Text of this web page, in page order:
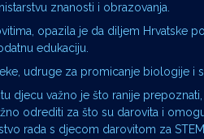
znanosti i obrazovanja.
opazila je da diljem Hrvatske
edukaciju.
udruge za promicanje biologije i
djecu važno je što ranije
odrediti za što su darovita i
rada s djecom darovitom za